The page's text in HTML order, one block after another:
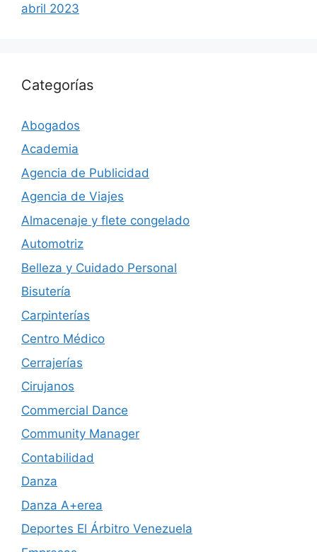
abril 2023
Categorías
Abogados
Academia
Agencia de Publicidad
Agencia de Viajes
Almacenaje y flete congelado
Automotriz
Belleza y Cuidado Personal
Bisutería
Carpinterías
Centro Médico
Cerrajerías
Cirujanos
Commercial Dance
Community Manager
Contabilidad
Danza
Danza A+erea
Deportes El Árbitro Venezuela